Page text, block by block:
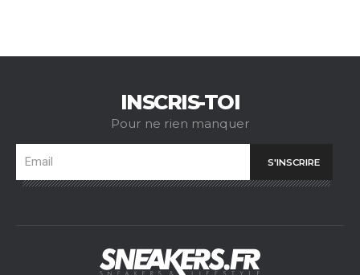
INSCRIS-TOI
Pour ne rien manquer